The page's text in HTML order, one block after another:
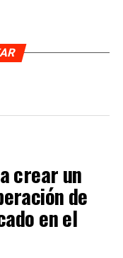
crear un
de
en el